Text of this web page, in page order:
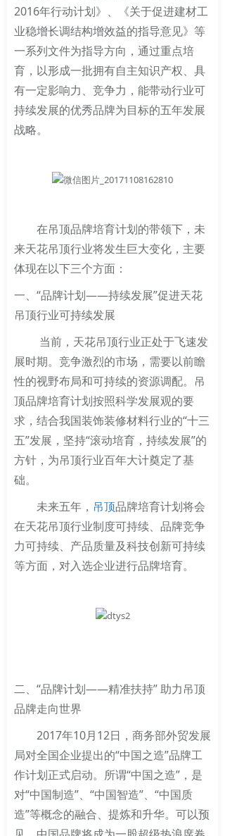
2016年行动计划》、《关于促进建材工
业稳增长调结构增效益的指导意见》等
一系列文件为指导方向，通过重点培
育，以形成一批拥有自主知识产权、具
有一定影响力、竞争力，能带动行业可
持续发展的优秀品牌为目标的五年发展
战略。
在吊顶品牌培育计划的带领下，未
来天花吊顶行业将发生巨大变化，主要
体现在以下三个方面：
一、“品牌计划——持续发展”促进天花
吊顶行业可持续发展
当前，天花吊顶行业正处于飞速发
展时期。竞争激烈的市场，需要以前瞻
性的视野布局和可持续的资源调配。吊
顶品牌培育计划按照科学发展观的要
求，结合我国装饰装修材料行业的“十三
五”发展，坚持“滚动培育，持续发展”的
方针，为吊顶行业百年大计奠定了基
础。
未来五年， 吊顶品牌培育计划将会
在天花吊顶行业制度可持续、品牌竞争
力可持续、产品质量及科技创新可持续
等方面，对入选企业进行品牌培育。
二、“品牌计划——精准扶持” 助力吊顶
品牌走向世界
2017年10月12日，商务部外贸发展
局对全国企业提出的“中国之造”品牌工
作计划正式启动。所谓“中国之造”，是
对“中国制造”、“中国智造”、“中国质
造”等概念的融合、提炼和升华。可以预